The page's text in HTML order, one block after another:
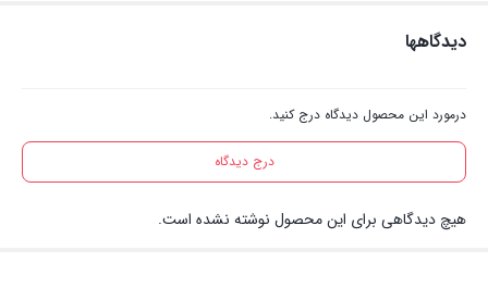
دیدگاهها
درمورد این محصول دیدگاه درج کنید.
درج دیدگاه
هیچ دیدگاهی برای این محصول نوشته نشده است.